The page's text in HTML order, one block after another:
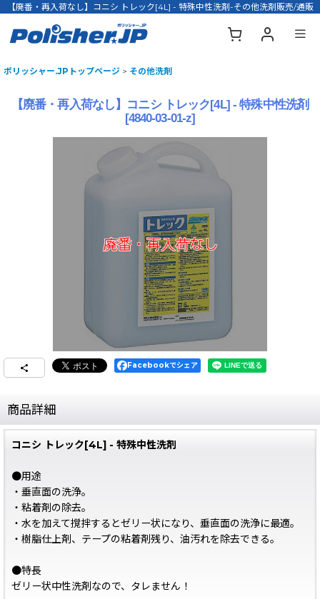
【廃番・再入荷なし】コニシ トレック[4L] - 特殊中性洗剤-その他洗剤販売/通販
ポリッシャー.JPトップページ > その他洗剤
【廃番・再入荷なし】コニシ トレック[4L] - 特殊中性洗剤
[4840-03-01-z]
Facebookでシェア
商品詳細
コニシ トレック[4L] - 特殊中性洗剤
●用途
・垂直面の洗浄。
・粘着剤の除去。
・水を加えて撹拌するとゼリー状になり、垂直面の洗浄に最適。
・樹脂仕上剤、テープの粘着剤残り、油汚れを除去できる。
●特長
ゼリー状中性洗剤なので、タレません！